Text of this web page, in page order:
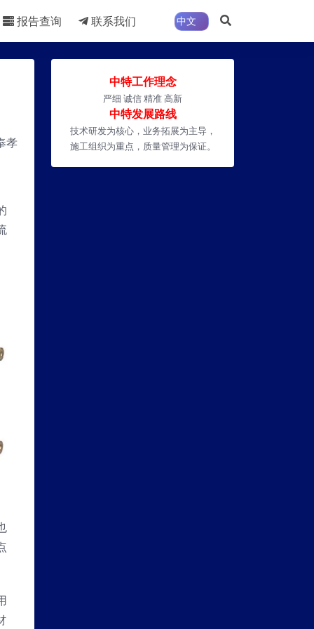
报告查询 联系我们
孝
中特工作理念
严细 诚信 精准 高新
中特发展路线
技术研发为核心，业务拓展为主导，
施工组织为重点，质量管理为保证。